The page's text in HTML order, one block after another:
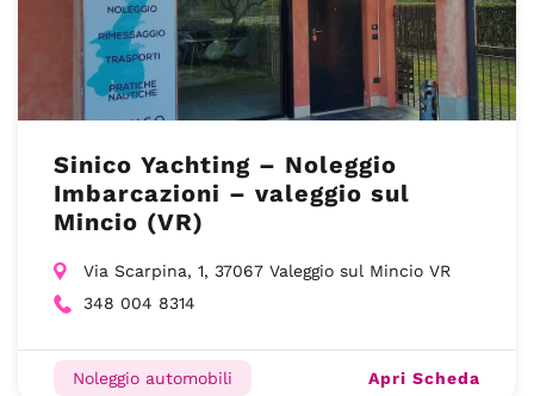
Sinico Yachting – Noleggio
Imbarcazioni – valeggio sul
Mincio (VR)
Via Scarpina, 1, 37067 Valeggio sul Mincio VR
348 004 8314
Noleggio automobili Apri Scheda